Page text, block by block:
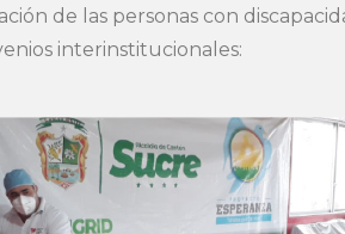
de las personas con
interinstitucionales: